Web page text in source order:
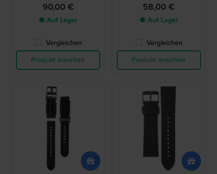
90,00 €
● Auf Lager
Vergleichen
Produkt ansehen
58,00 €
● Auf Lager
Vergleichen
Produkt ansehen